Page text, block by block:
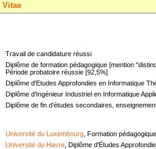
Travail de candidature réussi
Diplôme de formation pédagogique [mention
Période probatoire réussie [92,5%]
Diplôme d'Etudes Approfondies en Informatique
Diplôme d'Ingénieur Industriel en Informatique
Diplôme de fin d'études secondaires,
Université du Luxembourg , Formation
Université du Havre , Diplôme d'Études